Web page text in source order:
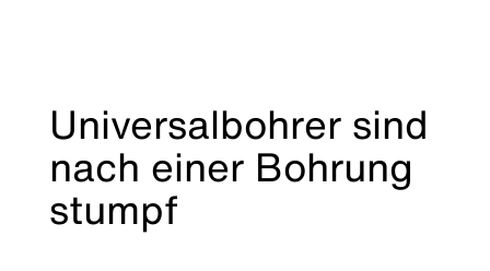
Universalbohrer sind
nach einer Bohrung
stumpf